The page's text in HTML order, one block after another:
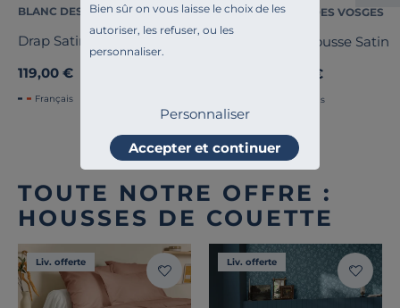
Bien sûr on vous laisse le choix de les
autoriser, les refuser, ou les
personnaliser.
Personnaliser
Accepter et continuer
BLANC DES VOSGES
Drap Satin
119,00 €
Français
BLANC DES VOSGES
Drap housse Satin
99,00 €
Français
TOUTE NOTRE OFFRE :
HOUSSES DE COUETTE
Liv. offerte Liv. offerte